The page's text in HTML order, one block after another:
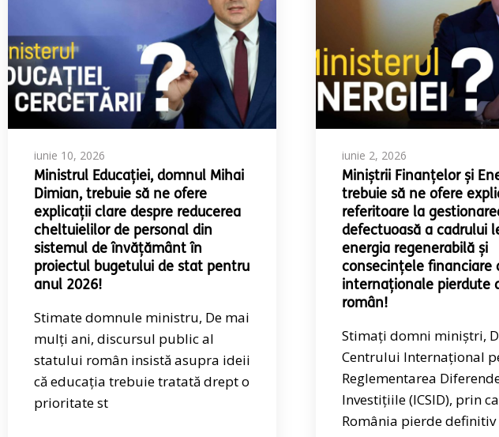
iunie 10, 2026
Ministrul Educației, domnul Mihai
Dimian, trebuie să ne ofere
explicații clare despre reducerea
cheltuielilor de personal din
sistemul de învățământ în
proiectul bugetului de stat pentru
anul 2026!
Stimate domnule ministru, De mai
mulți ani, discursul public al
statului român insistă asupra ideii
că educația trebuie tratată drept o
prioritate st
iunie 2, 2026
Miniștrii Finanțelor și
trebuie să ne ofere
referitoare la
defectuoasă a cadrului
energia regenerabilă și
consecințele financiare
internaționale pierdute
român!
Stimați domni miniștri,
Centrului Internațional
Reglementarea
Investițiile (ICSID), prin
România pierde definitiv